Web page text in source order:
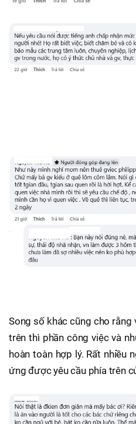
Song số khác cũng cho
trên thì phần công việc và
hoàn toàn hợp lý. Rất nhiều
ứng được yêu cầu phía trên